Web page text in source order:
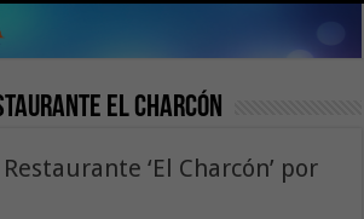
El Charcón
‘El Charcón’ por